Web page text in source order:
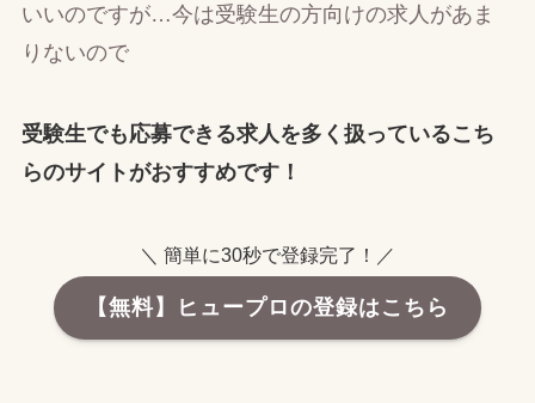
いいのですが…今は受験生の方向けの求人があま
りないので
受験生でも応募できる求人を多く扱っているこち
らのサイトがおすすめです！
＼ 簡単に30秒で登録完了！／
【無料】ヒュープロの登録はこちら